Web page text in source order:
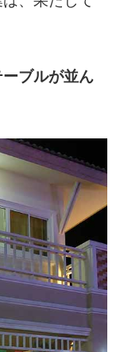
ブルが並ん